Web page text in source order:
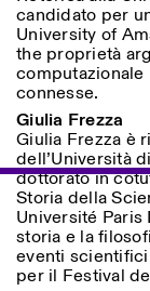
candidato per
University of
the proprietà
connesse.
Giulia Frezza
Giulia Frezza è
dell’Università
dottorato in
Storia della
Université
storia e la
eventi scientifici
per il Festival